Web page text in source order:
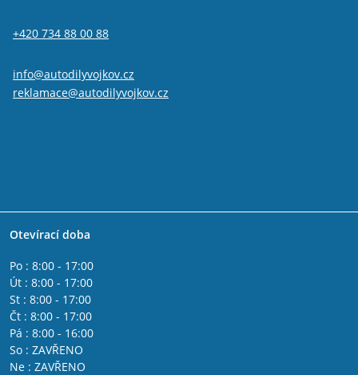
+420 734 88 00 88
info@autodilyvojkov.cz
reklamace@autodilyvojkov.cz
Otevírací doba
Po : 8:00 - 17:00
Út : 8:00 - 17:00
St : 8:00 - 17:00
Čt : 8:00 - 17:00
Pá : 8:00 - 16:00
So : ZAVŘENO
Ne : ZAVŘENO